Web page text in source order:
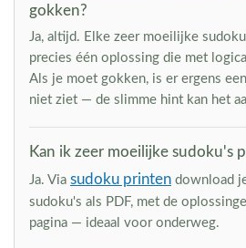
gokken?
Ja, altijd. Elke zeer moeilijke
precies één oplossing die met
Als je moet gokken, is er ergens
niet ziet — de slimme hint kan het
Kan ik zeer moeilijke sudoku's
Ja. Via sudoku printen download
sudoku's als PDF, met de
pagina — ideaal voor onderweg.